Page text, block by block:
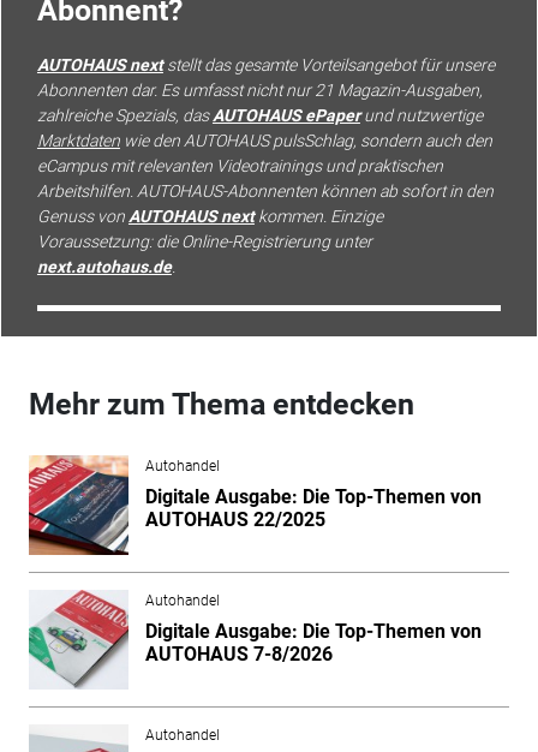
Abonnent?
AUTOHAUS next stellt das gesamte Vorteilsangebot für unsere
Abonnenten dar. Es umfasst nicht nur 21 Magazin-Ausgaben,
zahlreiche Spezials, dasAUTOHAUS ePaperund nutzwertige
Marktdatenwie den AUTOHAUS pulsSchlag, sondern auch den
eCampus mit relevanten Videotrainings und praktischen
Arbeitshilfen. AUTOHAUS-Abonnenten können ab sofort in den
Genuss von AUTOHAUS nextkommen. Einzige
Voraussetzung: die Online-Registrierung unter
next.autohaus.de.
Mehr zum Thema entdecken
Autohandel
Digitale Ausgabe: Die Top-Themen von
AUTOHAUS 22/2025
Autohandel
Digitale Ausgabe: Die Top-Themen von
AUTOHAUS 7-8/2026
Autohandel